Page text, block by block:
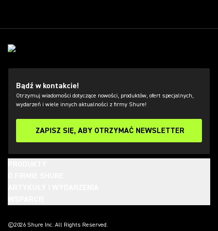
Bądź w kontakcie!
Otrzymuj wiadomości dotyczące nowości, produktów, ofert specjalnych,
wydarzeń i wiele innych aktualności z firmy Shure!
ZAPISZ SIĘ, ABY OTRZYMAĆ NEWSLETTER
©2026 Shure Inc. All Rights Reserved.